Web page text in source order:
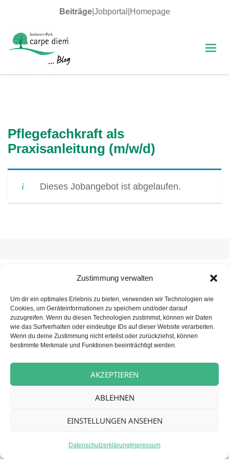
Zustimmung verwalten
Um dir ein optimales Erlebnis zu bieten, verwenden wir Technologien wie
Cookies, um Geräteinformationen zu speichern und/oder darauf
zuzugreifen. Wenn du diesen Technologien zustimmst, können wir Daten
wie das Surfverhalten oder eindeutige IDs auf dieser Website verarbeiten.
Wenn du deine Zustimmung nicht erteilst oder zurückziehst, können
bestimmte Merkmale und Funktionen beeinträchtigt werden.
AKZEPTIEREN
ABLEHNEN
EINSTELLUNGEN ANSEHEN
Datenschutzerklärung Impressum
Beiträge| Jobportal Homepage
Pflegefachkraft als
Praxisanleitung (m/w/d)
Dieses Jobangebot ist abgelaufen.
Beitragsnavigation
Vorheriger
Beitrag:
Palliativfachkraft (m/w/d)
NÄCHSTER
Nächster
Reinigungskraft (m/w/d)
Stolz präsentiert von WordPress